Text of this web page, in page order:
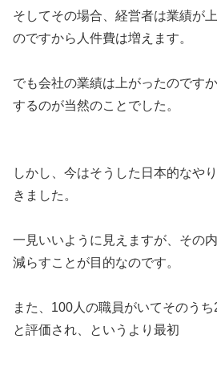
そしてその場合、経営者は業績が
のですから人件費は増えます。
でも会社の業績は上がったのです
するのが当然のことでした。
しかし、今はそうした日本的なや
きました。
一見いいように見えますが、その
減らすことが目的なのです。
また、100人の職員がいてそのう
と評価され、というより最初